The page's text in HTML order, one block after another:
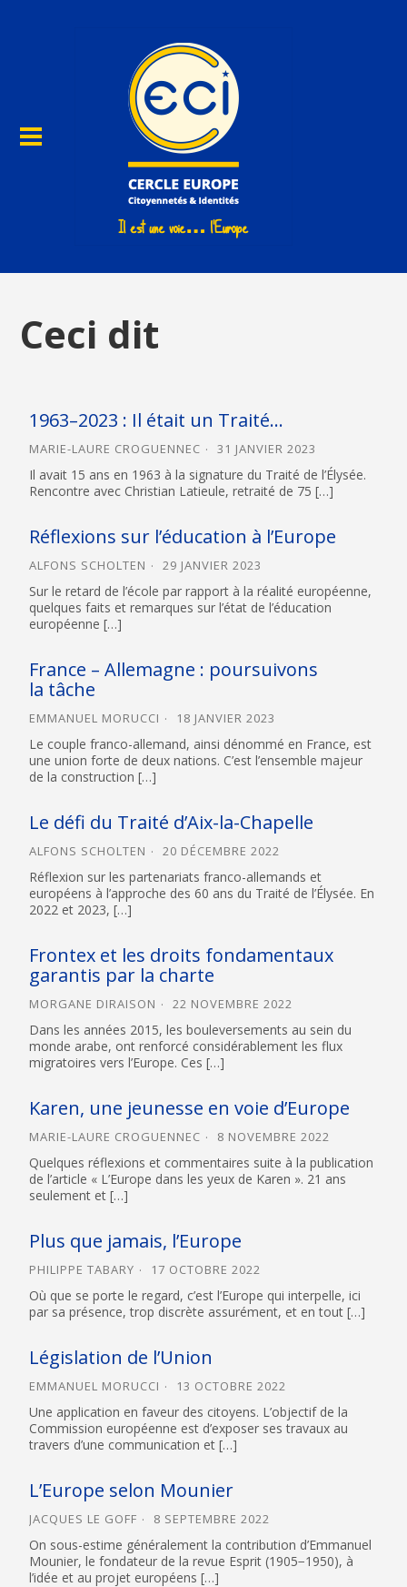
Ceci dit
1963–2023 : Il était un Traité…
MARIE-LAURE CROGUENNEC 31 JANVIER 2023
Il avait 15 ans en 1963 à la signature du Traité de l’Élysée.
Rencontre avec Christian Latieule, retraité de 75 […]
Réflexions sur l’éducation à l’Europe
ALFONS SCHOLTEN 29 JANVIER 2023
Sur le retard de l’école par rapport à la réalité européenne,
quelques faits et remarques sur l’état de l’éducation
européenne […]
France – Allemagne : poursuivons
la tâche
EMMANUEL MORUCCI 18 JANVIER 2023
Le couple franco-allemand, ainsi dénommé en France, est
une union forte de deux nations. C’est l’ensemble majeur
de la construction […]
Le défi du Traité d’Aix-la-Chapelle
ALFONS SCHOLTEN 20 DÉCEMBRE 2022
Réflexion sur les partenariats franco-allemands et
européens à l’approche des 60 ans du Traité de l’Élysée. En
2022 et 2023, […]
Frontex et les droits fondamentaux
garantis par la charte
MORGANE DIRAISON 22 NOVEMBRE 2022
Dans les années 2015, les bouleversements au sein du
monde arabe, ont renforcé considérablement les flux
migratoires vers l’Europe. Ces […]
Karen, une jeunesse en voie d’Europe
MARIE-LAURE CROGUENNEC 8 NOVEMBRE 2022
Quelques réflexions et commentaires suite à la publication
de l’article « L’Europe dans les yeux de Karen ». 21 ans
seulement et […]
Plus que jamais, l’Europe
PHILIPPE TABARY 17 OCTOBRE 2022
Où que se porte le regard, c’est l’Europe qui interpelle, ici
par sa présence, trop discrète assurément, et en tout […]
Législation de l’Union
EMMANUEL MORUCCI 13 OCTOBRE 2022
Une application en faveur des citoyens. L’objectif de la
Commission européenne est d’exposer ses travaux au
travers d’une communication et […]
L’Europe selon Mounier
JACQUES LE GOFF 8 SEPTEMBRE 2022
On sous-estime généralement la contribution d’Emmanuel
Mounier, le fondateur de la revue Esprit (1905−1950), à
l’idée et au projet européens […]